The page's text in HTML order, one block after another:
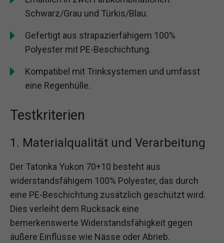
Schwarz/Grau und Türkis/Blau.
Gefertigt aus strapazierfähigem 100%
Polyester mit PE-Beschichtung.
Kompatibel mit Trinksystemen und umfasst
eine Regenhülle.
Testkriterien
1. Materialqualität und Verarbeitung
Der Tatonka Yukon 70+10 besteht aus
widerstandsfähigem 100% Polyester, das durch
eine PE-Beschichtung zusätzlich geschützt wird.
Dies verleiht dem Rucksack eine
bemerkenswerte Widerstandsfähigkeit gegen
äußere Einflüsse wie Nässe oder Abrieb.